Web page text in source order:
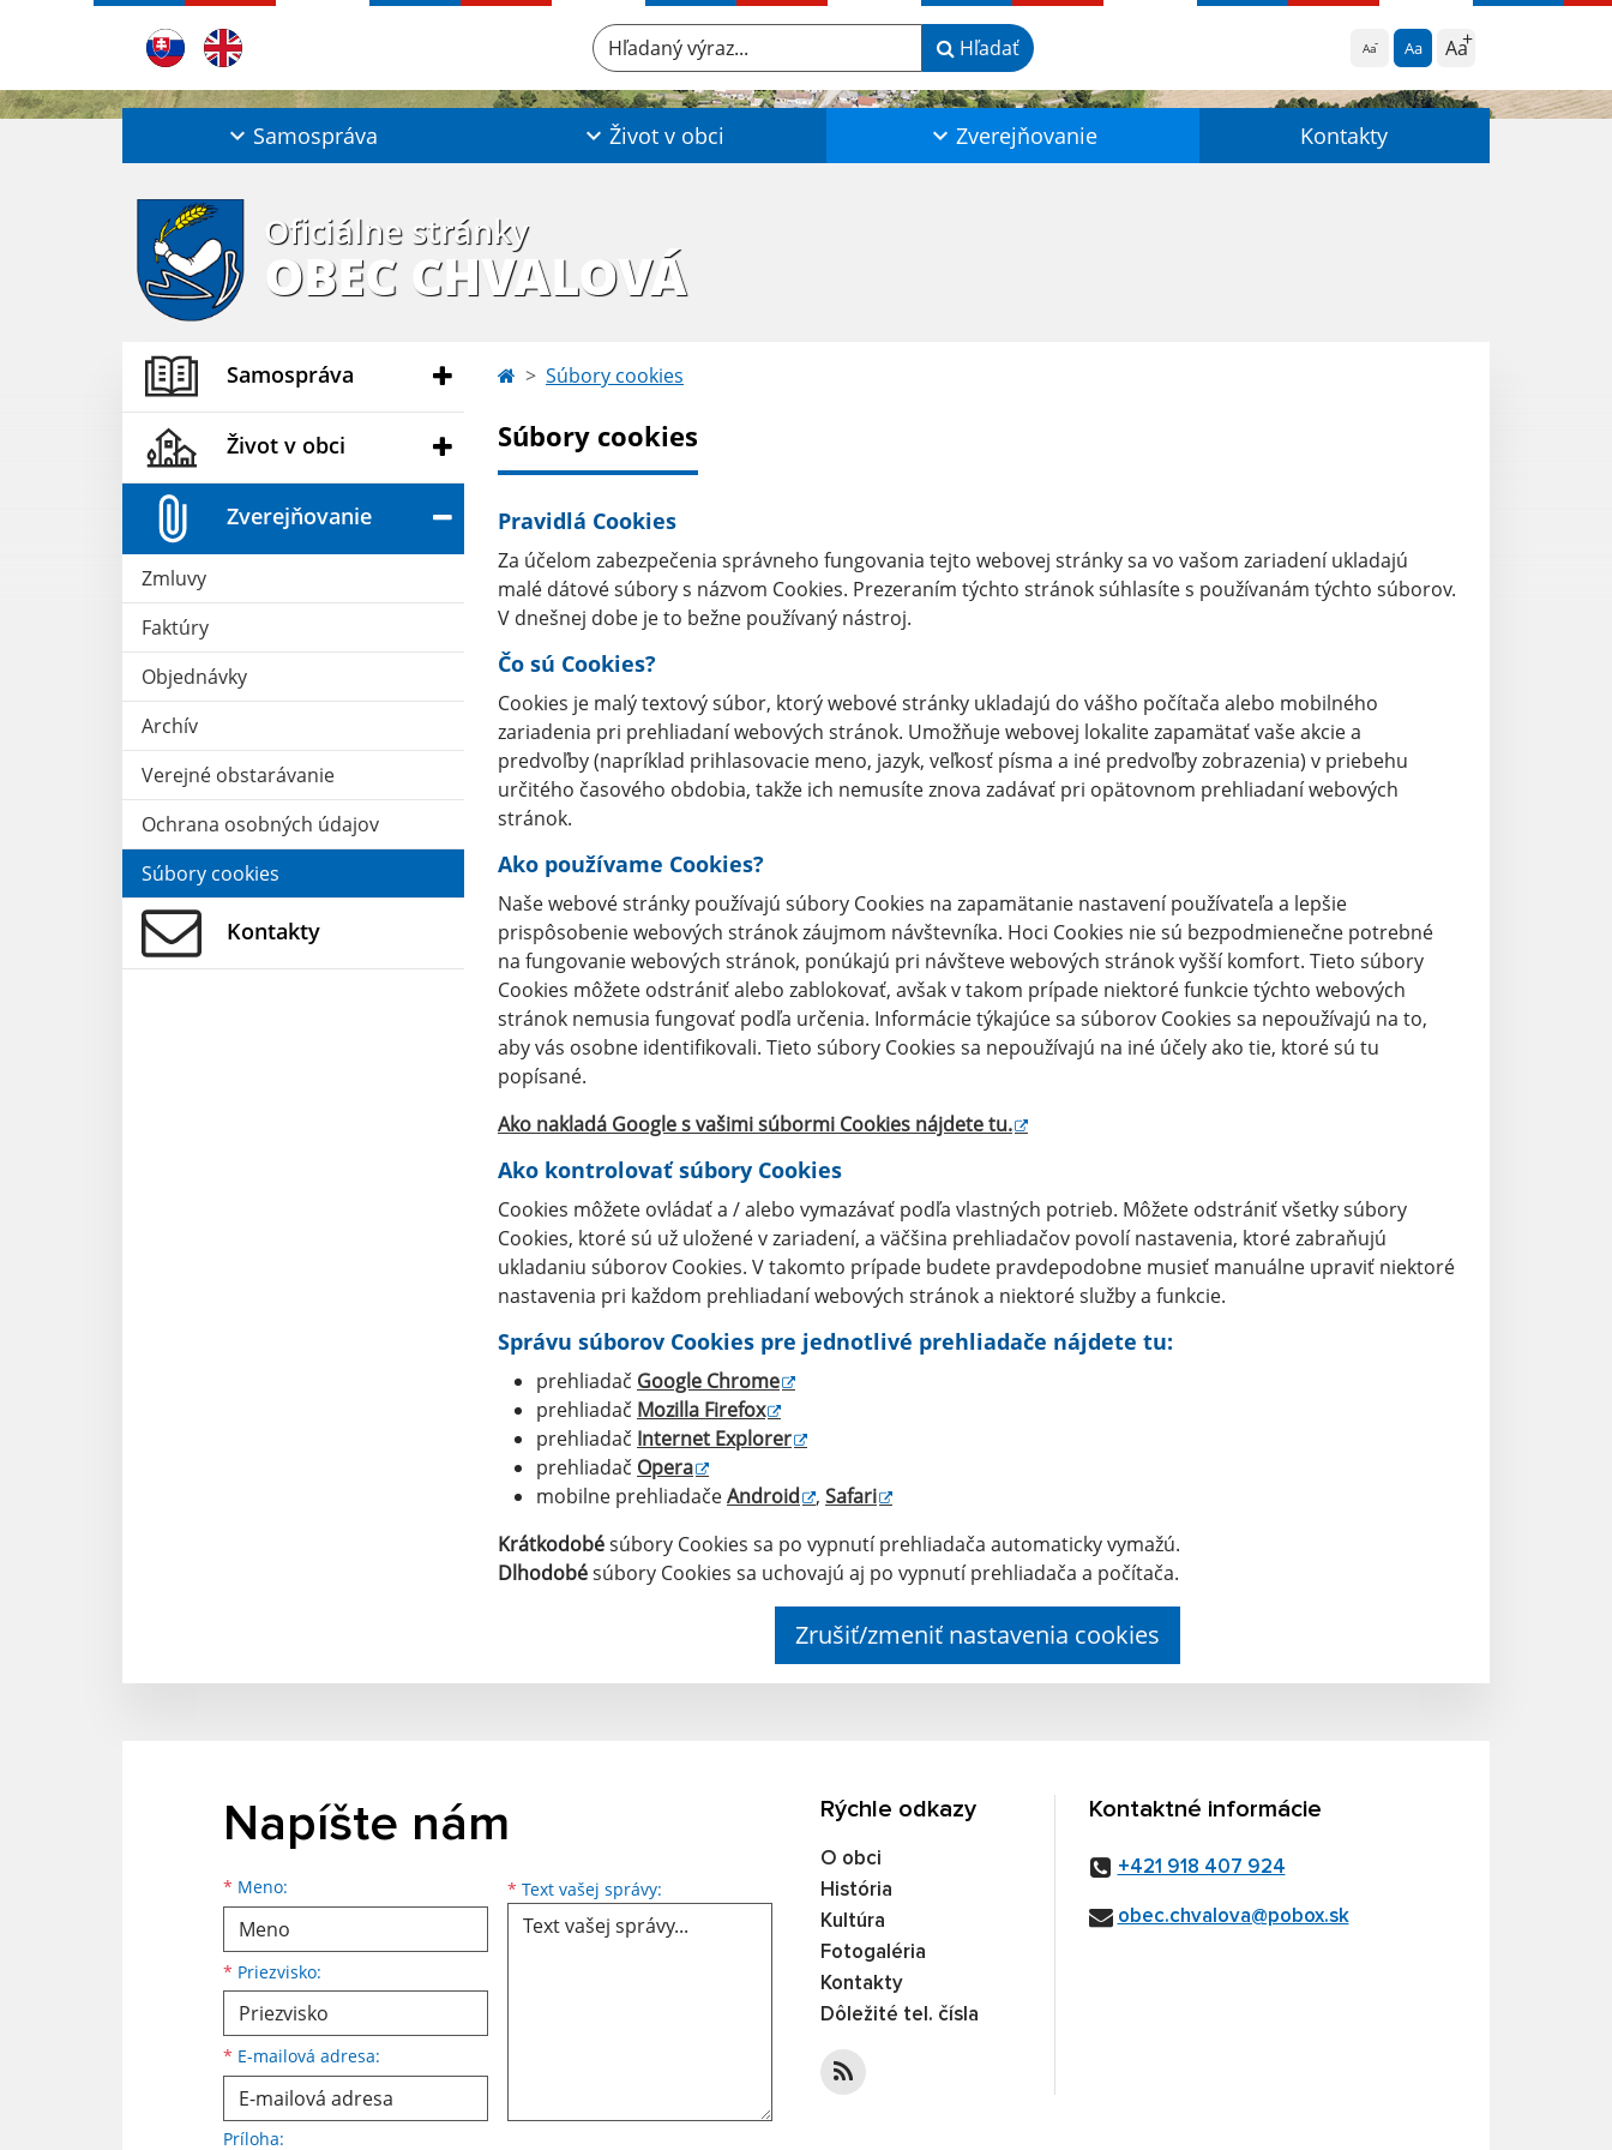
Aa Aa Aa
Hľadaný výraz... Hľadať
Samospráva Život v obci Zverejňovanie Kontakty
Oficiálne stránky
OBEC CHVALOVÁ
Samospráva
Život v obci
Zverejňovanie
Zmluvy
Faktúry
Objednávky
Archív
Verejné obstarávanie
Ochrana osobných údajov
Súbory cookies
Kontakty
Súbory cookies
Súbory cookies
Pravidlá Cookies
Za účelom zabezpečenia správneho fungovania tejto webovej stránky sa vo vašom zariadení ukladajú
malé dátové súbory s názvom Cookies. Prezeraním týchto stránok súhlasíte s používanám týchto súborov.
V dnešnej dobe je to bežne používaný nástroj.
Čo sú Cookies?
Cookies je malý textový súbor, ktorý webové stránky ukladajú do vášho počítača alebo mobilného
zariadenia pri prehliadaní webových stránok. Umožňuje webovej lokalite zapamätať vaše akcie a
predvoľby (napríklad prihlasovacie meno, jazyk, veľkosť písma a iné predvoľby zobrazenia) v priebehu
určitého časového obdobia, takže ich nemusíte znova zadávať pri opätovnom prehliadaní webových
stránok.
Ako používame Cookies?
Naše webové stránky používajú súbory Cookies na zapamätanie nastavení používateľa a lepšie
prispôsobenie webových stránok záujmom návštevníka. Hoci Cookies nie sú bezpodmienečne potrebné
na fungovanie webových stránok, ponúkajú pri návšteve webových stránok vyšší komfort. Tieto súbory
Cookies môžete odstrániť alebo zablokovať, avšak v takom prípade niektoré funkcie týchto webových
stránok nemusia fungovať podľa určenia. Informácie týkajúce sa súborov Cookies sa nepoužívajú na to,
aby vás osobne identifikovali. Tieto súbory Cookies sa nepoužívajú na iné účely ako tie, ktoré sú tu
popísané.
Ako nakladá Google s vašimi súbormi Cookies nájdetetu.
Ako kontrolovať súbory Cookies
Cookies môžete ovládať a / alebo vymazávať podľa vlastných potrieb. Môžete odstrániť všetky súbory
Cookies, ktoré sú už uložené v zariadení, a väčšina prehliadačov povolí nastavenia, ktoré zabraňujú
ukladaniu súborov Cookies. V takomto prípade budete pravdepodobne musieť manuálne upraviť niektoré
nastavenia pri každom prehliadaní webových stránok a niektoré služby a funkcie.
Správu súborov Cookies pre jednotlivé prehliadače nájdete tu:
prehliadač Google Chrome
prehliadač Mozilla Firefox
prehliadač Internet Explorer
prehliadač Opera
mobilne prehliadačeAndroid , Safari
Krátkodobésúbory Cookies sa po vypnutí prehliadača automaticky vymažú.
Dlhodobésúbory Cookies sa uchovajú aj po vypnutí prehliadača a počítača.
Zrušiť/zmeniť nastavenia cookies
Napíšte nám
* Meno:
* Priezvisko:
* E-mailová adresa:
* Text vašej správy:
Príloha:
Rýchle odkazy
O obci
História
Kultúra
Fotogaléria
Kontakty
Dôležité tel. čísla
Kontaktné informácie
+421 918 407 924
obec.chvalova@pobox.sk